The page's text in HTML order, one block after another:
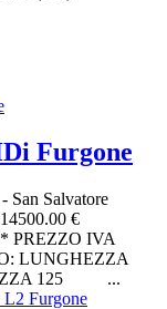
Furgone
- San Salvatore
14500.00 €
PREZZO IVA
LUNGHEZZA
125 ...